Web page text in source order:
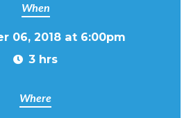
When
06, 2018 at 6:00pm
3 hrs
Where